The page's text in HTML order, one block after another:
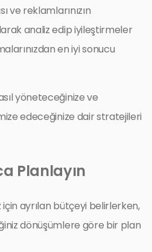
ve reklamlarınızın
analiz edip iyileştirmeler
en iyi sonucu
yöneteceğinize ve
edeceğinize dair stratejileri
Planlayın
ayrılan bütçeyi belirlerken,
dönüşümlere göre bir plan